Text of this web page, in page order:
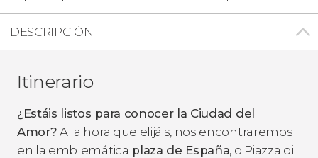
DESCRIPCIÓN
Itinerario
¿Estáis listos para conocer la Ciudad del
Amor? A la hora que elijáis, nos encontraremos
en la emblemática plaza de España, o Piazza di